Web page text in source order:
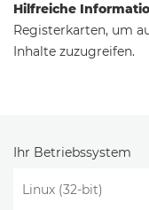
Hilfreiche
Registerkarten, um
Inhalte zuzugreifen.
Ihr Betriebssystem